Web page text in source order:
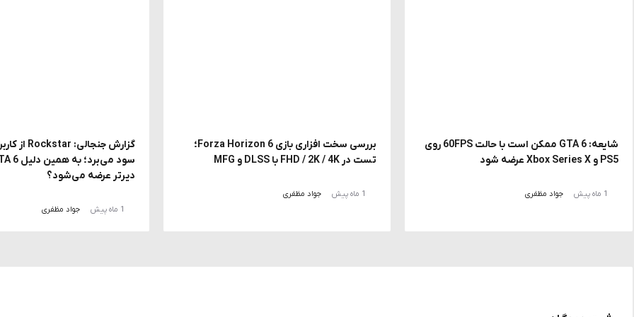
شایعه: GTA 6 ممکن است با حالت 60FPS روی
PS5 و Xbox Series X عرضه شود
1 ماه پیش جواد مظفری
بررسی سخت افزاری بازی Forza Horizon 6؛
تست در FHD / 2K / 4K با DLSS و MFG
1 ماه پیش جواد مظفری
دیرتر عرضه می‌شود؟
1 ماه پیش جواد مظفری